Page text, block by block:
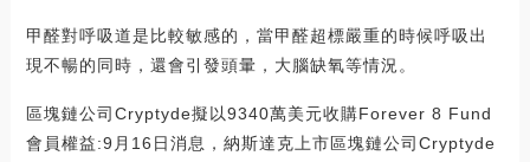
甲醛對呼吸道是比較敏感的，當甲醛超標嚴重的時候呼吸出
現不暢的同時，還會引發頭暈，大腦缺氧等情況。
區塊鏈公司Cryptyde擬以9340萬美元收購Forever 8 Fund
會員權益:9月16日消息，納斯達克上市區塊鏈公司Cryptyde